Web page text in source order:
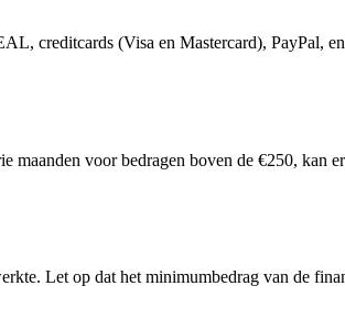
creditcards (Visa en Mastercard), PayPal,
maanden voor bedragen boven de €250, kan
Let op dat het minimumbedrag van de